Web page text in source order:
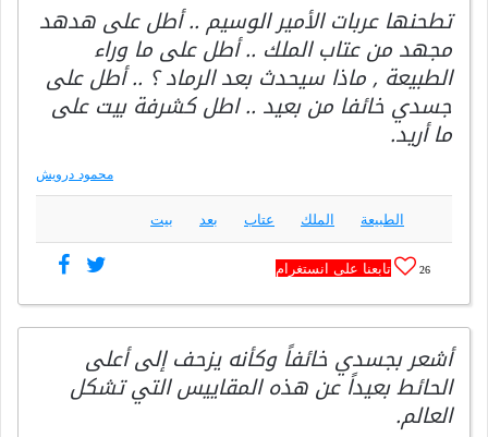
تطحنها عربات الأمير الوسيم .. أطل على هدهد
مجهد من عتاب الملك .. أطل على ما وراء
الطبيعة , ماذا سيحدث بعد الرماد ؟ .. أطل على
جسدي خائفا من بعيد .. اطل كشرفة بيت على
ما أريد.
محمود درويش
الطبيعة الملك عتاب بعد بيت
26 تابعنا على انستغرام
أشعر بجسدي خائفاً وكأنه يزحف إلى أعلى
الحائط بعيداً عن هذه المقاييس التي تشكل
العالم.